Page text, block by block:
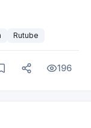
Rutube
196